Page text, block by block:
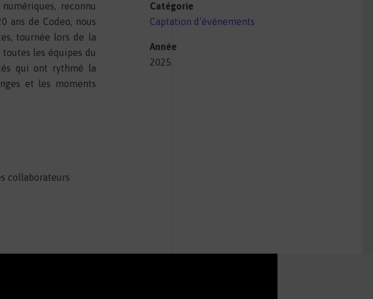
reconnu
ans de Codeo, nous
tournée lors de la
toutes les équipes du
qui ont rythmé la
et les moments
collaborateurs
Catégorie
Captation d’événements
Année
2025